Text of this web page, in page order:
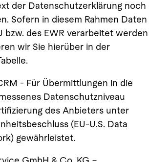
der Datenschutzerklärung noch
Sofern in diesem Rahmen Daten
bzw. des EWR verarbeitet werden
wir Sie hierüber in der
- Für Übermittlungen in die
Datenschutzniveau
des Anbieters unter
(EU-U.S. Data
gewährleistet.